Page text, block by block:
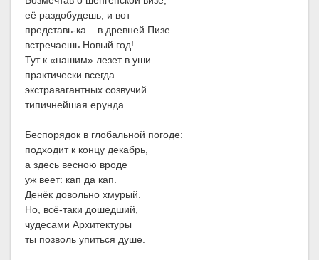
её раздобудешь, и вот –
представь-ка – в древней Пизе
встречаешь Новый год!
Тут к «нашим» лезет в уши
практически всегда
экстравагантных созвучий
типичнейшая ерунда.
Беспорядок в глобальной погоде:
подходит к концу декабрь,
а здесь весною вроде
уж веет: кап да кап.
Денёк довольно хмурый.
Но, всё-таки дошедший,
чудесами Архитектуры
ты позволь упиться душе.